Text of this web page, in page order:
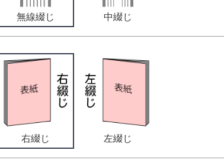
無線綴じ 中綴じ
右綴じ 左綴じ